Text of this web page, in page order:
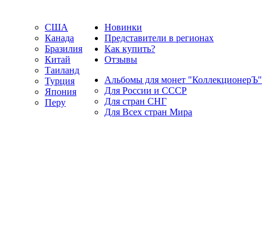
США
Канада
Бразилия
Китай
Таиланд
Турция
Япония
Перу
Новинки
Представители в регионах
Как купить?
Отзывы
Альбомы для монет "КоллекционерЪ"
Для России и СССР
Для стран СНГ
Для Всех стран Мира